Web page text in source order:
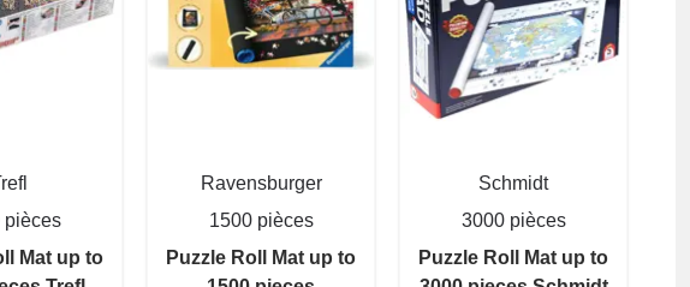
pièces
Mat up to
Ravensburger
1500 pièces
Puzzle Roll Mat up to
Schmidt
3000 pièces
Puzzle Roll Mat up to